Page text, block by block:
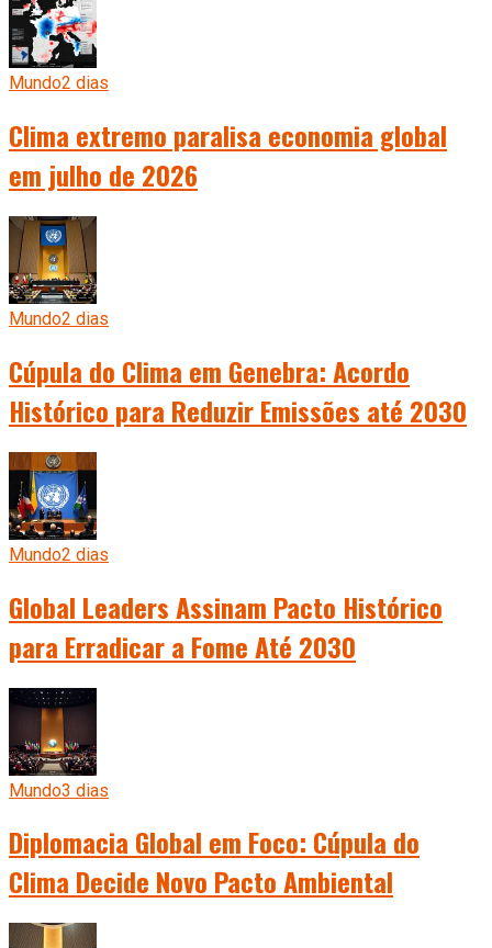
Mundo2 dias
Clima extremo paralisa economia global
em julho de 2026
Mundo2 dias
Cúpula do Clima em Genebra: Acordo
Histórico para Reduzir Emissões até 2030
Mundo2 dias
Global Leaders Assinam Pacto Histórico
para Erradicar a Fome Até 2030
Mundo3 dias
Diplomacia Global em Foco: Cúpula do
Clima Decide Novo Pacto Ambiental